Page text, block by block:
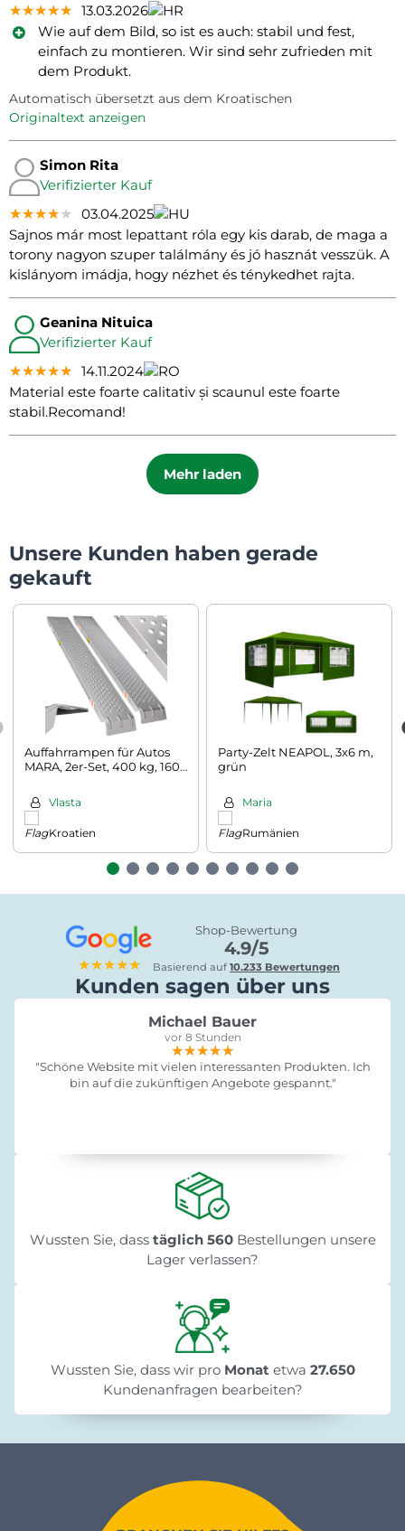
★★★★★
★★★★★
★★★★★ 13.03.2026
Wie auf dem Bild, so ist es auch: stabil und fest,
einfach zu montieren. Wir sind sehr zufrieden mit
dem Produkt.
Automatisch übersetzt aus dem Kroatischen
Originaltext anzeigen
Simon Rita
Verifizierter Kauf
★★★★★
★★★★★
★★★★★ 03.04.2025
Sajnos már most lepattant róla egy kis darab, de maga a
torony nagyon szuper találmány és jó hasznát vesszük. A
kislányom imádja, hogy nézhet és ténykedhet rajta.
Geanina Nituica
Verifizierter Kauf
★★★★★
★★★★★
★★★★★ 14.11.2024
Material este foarte calitativ și scaunul este foarte
stabil.Recomand!
Mehr laden
Unsere Kunden haben gerade
gekauft
Auffahrrampen für Autos
MARA, 2er-Set, 400 kg, 160
Vlasta
Kroatien
Party-Zelt NEAPOL, 3x6 m,
grün
Maria
Rumänien
★★★★★
Shop-Bewertung
4.9/5
Basierend auf10.233 Bewertungen
Kunden sagen über uns
Michael Bauer
vor 8 Stunden
★★★★★
★★★★★
★★★★★
"Schöne Website mit vielen interessanten Produkten. Ich
bin auf die zukünftigen Angebote gespannt."
Wussten Sie, dass täglich 560Bestellungen unsere
Lager verlassen?
Wussten Sie, dass wir pro Monat etwa 27.650
Kundenanfragen bearbeiten?